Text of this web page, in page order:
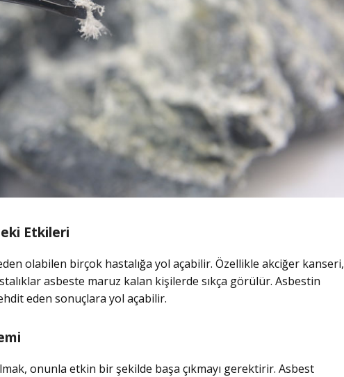
Etkileri
olabilen birçok hastalığa yol açabilir. Özellikle akciğer kanseri,
asbeste maruz kalan kişilerde sıkça görülür. Asbestin
eden sonuçlara yol açabilir.
onunla etkin bir şekilde başa çıkmayı gerektirir. Asbest